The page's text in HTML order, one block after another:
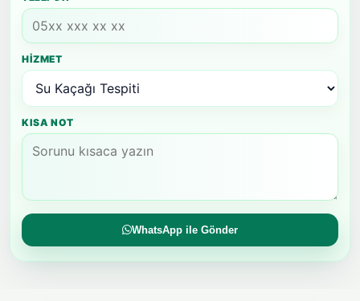
HIZMET
KISA NOT
WhatsApp ile Gönder